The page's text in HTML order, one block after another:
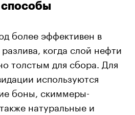
более эффективен в
когда слой нефти
толстым для сбора. Для
используются
боны, скиммеры-
натуральные и